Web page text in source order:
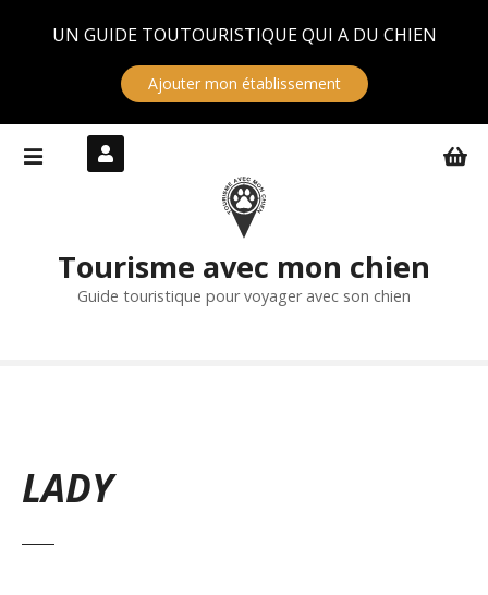
UN GUIDE TOUTOURISTIQUE QUI A DU CHIEN
Ajouter mon établissement
Tourisme avec mon chien
Guide touristique pour voyager avec son chien
LADY